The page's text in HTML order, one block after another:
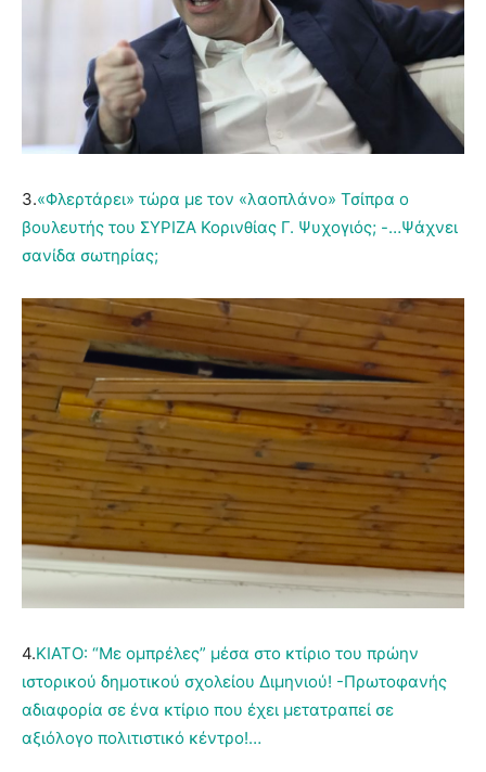
3.«Φλερτάρει» τώρα με τον «λαοπλάνο» Τσίπρα ο
βουλευτής του ΣΥΡΙΖΑ Κορινθίας Γ. Ψυχογιός; -…Ψάχνει
σανίδα σωτηρίας;
4.ΚΙΑΤΟ: “Με ομπρέλες” μέσα στο κτίριο του πρώην
ιστορικού δημοτικού σχολείου Διμηνιού! -Πρωτοφανής
αδιαφορία σε ένα κτίριο που έχει μετατραπεί σε
αξιόλογο πολιτιστικό κέντρο!…